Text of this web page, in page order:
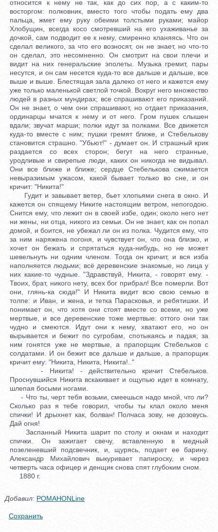
относится к нему не так, как до сих пор, а с каким-то
восторгом: полковник, вместо того чтобы подать ему два
пальца, жмет ему руку обеими толстыми руками; майор
Хлобущин, всегда косо смотревший на его ухаживанье за
дочкой, сам подводит ее к нему, смиренно кланяясь. Что он
сделал великого, за что его возносят, он не знает, но что-то
он сделал, это несомненно. Он смотрит на свои плечи и
видит на них генеральские эполеты. Музыка гремит, пары
несутся, и он сам несется куда-то все дальше и дальше, все
выше и выше. Блестящая зала далеко от него и кажется ему
уже только маленькой светлой точкой. Вокруг него множество
людей в разных мундирах; все спрашивают его приказаний.
Он не знает, о чем они спрашивают, но отдает приказания,
ординарцы мчатся к нему и от него. Гром пушек слышен
вдали; звучат марши; полки идут за полками. Все движется
куда-то вместе с ним; пушки гремят ближе, и Стебелькову
становится страшно. "Убьют!" - думает он. И страшный крик
раздается со всех сторон; бегут на него странные,
уродливые и свирепые люди, каких он никогда не видывал.
Они все ближе и ближе; сердце Стебелькова сжимается
невыразимым ужасом, какой бывает только во сне, и он
кричит: "Никита!"
Гудит и завывает ветер, бьет хлопьями снега в окно. И
кажется он спящему Никите настоящим ветром, непогодою.
Снится ему, что лежит он в своей избе, один; около него нет
ни жены, ни отца, никого из семьи. Он не знает, как он попал
домой, и боится, не убежал ли он из полка. Чудится ему, что
за ним наряжена погоня, и чувствует он, что она близко, и
хочет он бежать и спрятаться куда-нибудь, но не может
шевельнуть ни одним членом. Тогда он кричит, и вся изба
наполняется людьми; всё деревенские знакомые, но лица у
них какие-то чудные. "Здравствуй, Никита, - говорят ему. -
Твоих, брат, никого нету, всех бог прибрал! Все померли. Вот
они, глянь-ка сюда!" И Никита видит всю свою семью в
толпе: и Иван, и жена, и тетка Парасковья, и ребятишки. И
понимает он, что хотя они стоят вместе со всеми, но уже
мертвые, и все деревенские тоже мертвые: оттого они так
чудно и смеются. Идут они к нему, хватают его, но он
вырывается и бежит по сугробам, спотыкаясь и падая; за
ним гонятся уже не мертвые, а прапорщик Стебельков с
солдатами. И он бежит все дальше и дальше, а прапорщик
кричит ему: "Никита, Никита, Никита!.."
- Никита! - действительно кричит Стебельков.
Проснувшийся Никита вскакивает и ощупью идет в комнату,
шлепая босыми ногами.
- Что ты, черт тебя возьми, смеешься надо мной, что ли?
Сколько раз я тебе говорил, чтобы ты клал около меня
спички! И дрыхнет как, болван! Полчаса зову, не дозовусь.
Дай огня!
Заспанный Никита шарит по столу и окнам и находит
спички. Он зажигает свечу, вставленную в медный
позеленевший подсвечник, и, щурясь, подает ее барину.
Александр Михайлович выкуривает папироску, и через
четверть часа офицер и денщик снова спят глубоким сном.
1880 г.
Добавил: POMAHONLine
Сохранить